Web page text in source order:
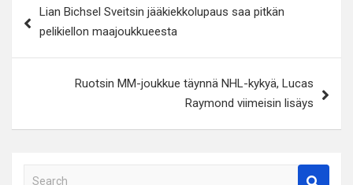
selaus
Lian Bichsel Sveitsin jääkiekkolupaus saa pitkän
pelikiellon maajoukkueesta
Ruotsin MM-joukkue täynnä NHL-kykyä, Lucas
Raymond viimeisin lisäys